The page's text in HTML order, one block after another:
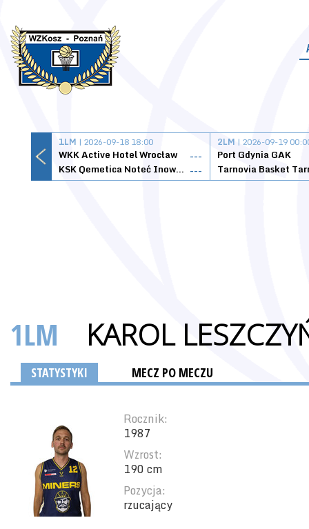
1LM | 2026-09-18 18:00
WKK Active Hotel Wrocław
---
KSK Qemetica Noteć Inowrocław ---
2LM | 2026-09-19
Port Gdynia GAK
1LM KAROL
STATYSTYKI MECZ PO MECZU
Rocznik:
1987
Wzrost:
190 cm
Pozycja:
rzucający